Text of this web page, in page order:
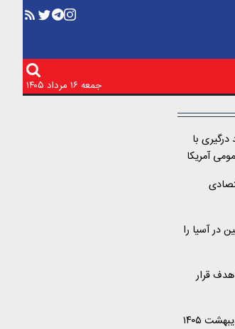
جمعه ۱۶ مرداد ۱۴۰۵
با
آمریکا
در آسیا را
قرار
قیمت طلا و سکه امروز شنبه ۲۶ اردیبهشت ۱۴۰۵